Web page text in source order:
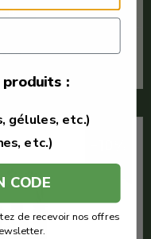
:
gélules, etc.)
etc.)
CODE
de recevoir nos offres